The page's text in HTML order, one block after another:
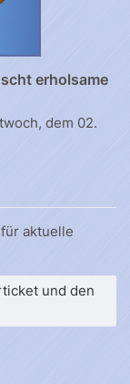
erholsame
dem 02.
aktuelle
und den